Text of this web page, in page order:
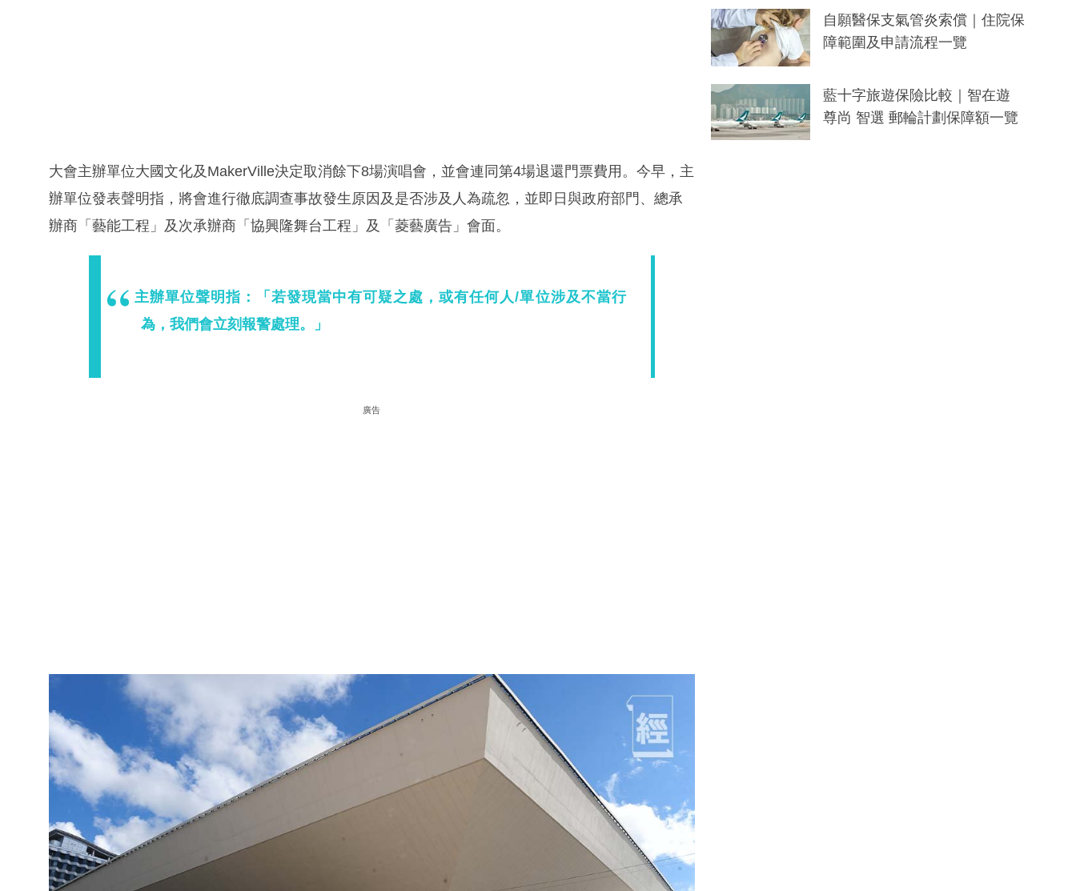
大會主辦單位大國文化及MakerVille決定取消餘下8場演唱會，並會連同第4場退還門票費用。今早，主
辦單位發表聲明指，將會進行徹底調查事故發生原因及是否涉及人為疏忽，並即日與政府部門、總承
辦商「藝能工程」及次承辦商「協興隆舞台工程」及「菱藝廣告」會面。
主辦單位聲明指：「若發現當中有可疑之處，或有任何人/單位涉及不當行
為，我們會立刻報警處理。」
廣告
自願醫保支氣管炎索償｜住院保
障範圍及申請流程一覽
藍十字旅遊保險比較｜智在遊
尊尚 智選 郵輪計劃保障額一覽